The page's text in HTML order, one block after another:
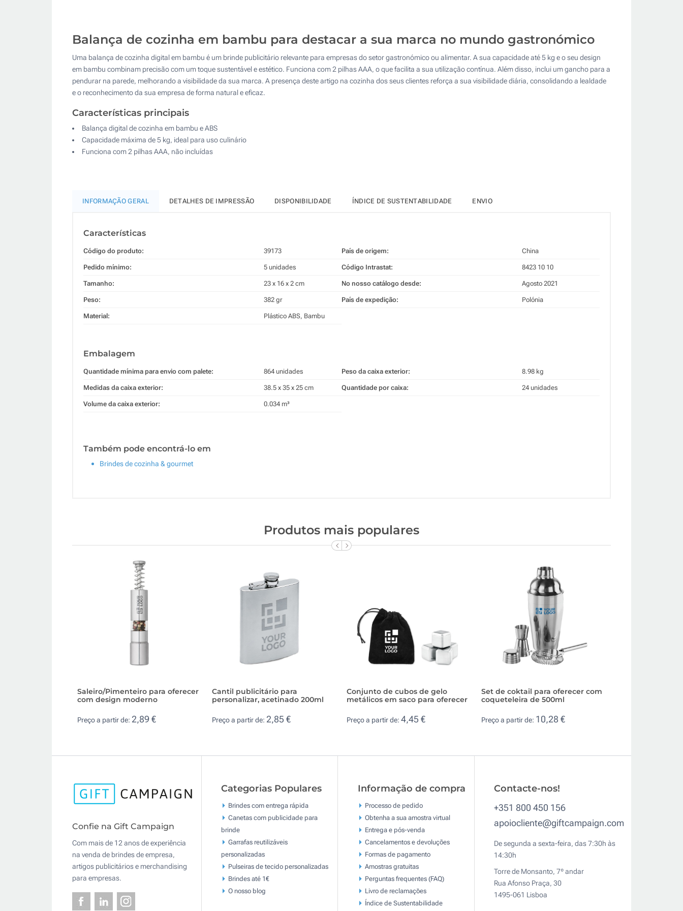
Gravação a laser (Parte superior)
Sem impressão
50
100
Outra : Atualizar
Balança de cozinha em bambu para destacar a sua marca no mundo gastronómico
Uma balança de cozinha digital em bambu é um brinde publicitário relevante para empresas do setor gastronómico ou alimentar. A sua capacidade até 5 kg e o seu design
em bambu combinam precisão com um toque sustentável e estético. Funciona com 2 pilhas AAA, o que facilita a sua utilização contínua. Além disso, inclui um gancho para a
pendurar na parede, melhorando a visibilidade da sua marca. A presença deste artigo na cozinha dos seus clientes reforça a sua visibilidade diária, consolidando a lealdade
e o reconhecimento da sua empresa de forma natural e eficaz.
Características principais
Balança digital de cozinha em bambu e ABS
Capacidade máxima de 5 kg, ideal para uso culinário
Funciona com 2 pilhas AAA, não incluídas
INFORMAÇÃO GERAL DETALHES DE IMPRESSÃO DISPONIBILIDADE ÍNDICE DE SUSTENTABILIDADE ENVIO
Características
Código do produto: 39173
Pedido mínimo: 5 unidades
Tamanho: 23 x 16 x 2 cm
Peso: 382 gr
Material: Plástico ABS, Bambu
País de origem: China
Código Intrastat: 8423 10 10
No nosso catálogo desde: Agosto 2021
País de expedição: Polónia
Embalagem
Quantidade mínima para envio com palete: 864 unidades
Medidas da caixa exterior: 38.5 x 35 x 25 cm
Volume da caixa exterior: 0.034 m³
Peso da caixa exterior: 8.98 kg
Quantidade por caixa: 24 unidades
Também pode encontrá-lo em
Brindes de cozinha & gourmet
Produtos mais populares
Saleiro/Pimenteiro para oferecer
com design moderno
Preço a partir de: 2,89 €
Cantil publicitário para
personalizar, acetinado 200ml
Preço a partir de: 2,85 €
Conjunto de cubos de gelo
metálicos em saco para oferecer
Preço a partir de: 4,45 €
Set de coktail para oferecer com
coqueteleira de 500ml
Preço a partir de: 10,28 €
Confie na Gift Campaign
Com mais de 12 anos de experiência
na venda de brindes de empresa,
artigos publicitários e merchandising
para empresas.
Categorias Populares
Brindes com entrega rápida
Canetas com publicidade para
brinde
Garrafas reutilizáveis
personalizadas
Pulseiras de tecido personalizadas
Brindes até 1€
O nosso blog
Informação de compra
Processo de pedido
Obtenha a sua amostra virtual
Entrega e pós-venda
Cancelamentos e devoluções
Formas de pagamento
Amostras gratuitas
Perguntas frequentes (FAQ)
Livro de reclamaçōes
Índice de Sustentabilidade
Contacte-nos!
+351 800 450 156
apoiocliente@giftcampaign.com
De segunda a sexta-feira, das 7:30h às
14:30h
Torre de Monsanto, 7º andar
Rua Afonso Praça, 30
1495-061 Lisboa